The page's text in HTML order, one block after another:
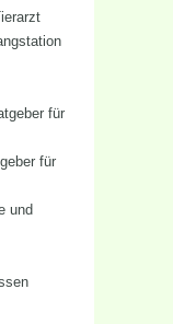
für
für
und